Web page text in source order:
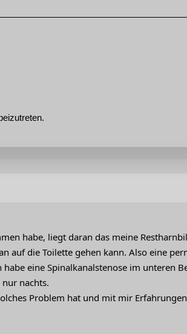
habe, liegt daran das meine
auf die Toilette gehen kann. Also eine
eine Spinalkanalstenose im unteren
nachts.
Problem hat und mit mir